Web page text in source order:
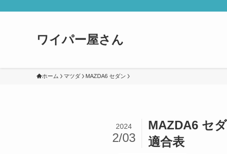
ワイパー屋さん
ホーム マツダ MAZDA6 セダン
MAZDA6 セ
適合表
2024
2/03